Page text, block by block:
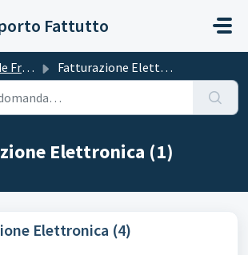
principale
Fattutto
(FAQ) Fatturazione Elettronica
Elettronica (1)
Elettronica (4)